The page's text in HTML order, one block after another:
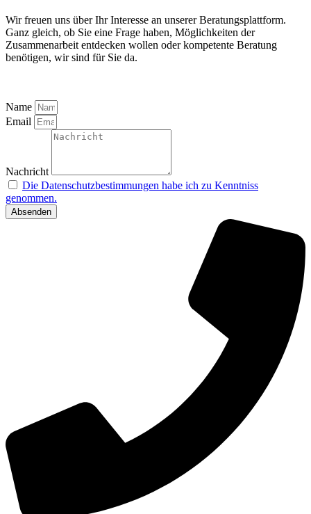
Wir freuen uns über Ihr Interesse an unserer Beratungsplattform.
Ganz gleich, ob Sie eine Frage haben, Möglichkeiten der
Zusammenarbeit entdecken wollen oder kompetente Beratung
benötigen, wir sind für Sie da.
Name
Email
Nachricht
Die Datenschutzbestimmungen habe ich zu Kenntniss
genommen.
Absenden